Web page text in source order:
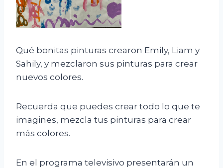
Qué bonitas pinturas crearon Emily, Liam y
Sahily, y mezclaron sus pinturas para crear
nuevos colores.
Recuerda que puedes crear todo lo que te
imagines, mezcla tus pinturas para crear
más colores.
En el programa televisivo presentarán un